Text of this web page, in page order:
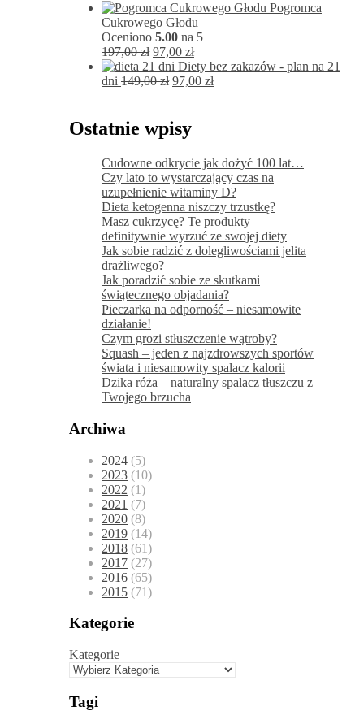
cena
Pogromca
Cukrowego Głodu
Oceniono 5.00 na 5
197,00zł Pierwotna
cena
wynosiła:
97,00 złAktualna
cena
wynosi:
Diety bez zakazów - plan na 21
dni 149,00zł Pierwotna
149,00 zł.
97,00 złAktualna
Ostatnie wpisy
Cudowne odkrycie jak dożyć 100 lat…
Czy lato to wystarczający czas na
uzupełnienie witaminy D?
Dieta ketogenna niszczy trzustkę?
Masz cukrzycę? Te produkty
definitywnie wyrzuć ze swojej diety
Jak sobie radzić z dolegliwościami jelita
drażliwego?
Jak poradzić sobie ze skutkami
świątecznego objadania?
Pieczarka na odporność – niesamowite
działanie!
Czym grozi stłuszczenie wątroby?
Squash – jeden z najzdrowszych sportów
świata i niesamowity spalacz kalorii
Dzika róża – naturalny spalacz tłuszczu z
Twojego brzucha
Archiwa
2024 (5)
2023 (10)
2022 (1)
2021 (7)
2020 (8)
2019 (14)
2018 (61)
2017 (27)
2016 (65)
2015 (71)
Kategorie
Kategorie
Tagi